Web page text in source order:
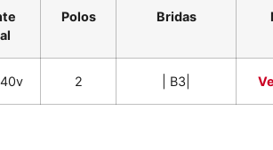
Polos Bridas
2 | B3|